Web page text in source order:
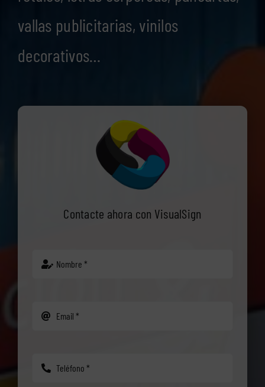
vallas publicitarias, vinilos
decorativos…
Contacte ahora con VisualSign